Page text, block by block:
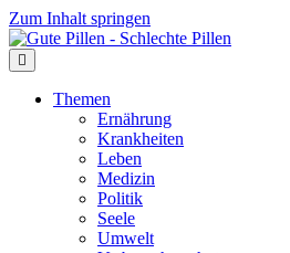
Zum Inhalt springen
Themen
Ernährung
Krankheiten
Leben
Medizin
Politik
Seele
Umwelt